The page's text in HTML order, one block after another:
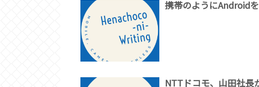
携帯のようにAndroid
NTTドコモ、山田社長